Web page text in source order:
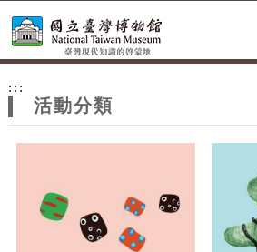
網
站
主
:::
活動分類